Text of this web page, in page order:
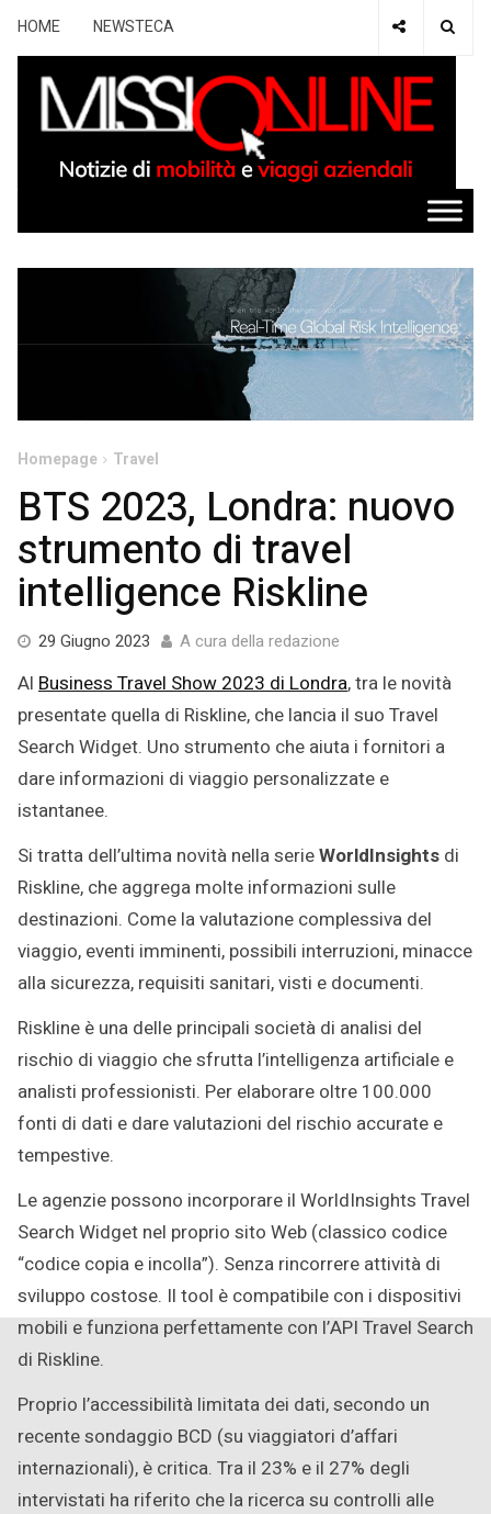
HOME NEWSTECA
Homepage Travel
BTS 2023, Londra: nuovo
strumento di travel
intelligence Riskline
29 Giugno 2023 29
2023
A cura della redazione
Al Business Travel Show 2023 di Londra, tra le novità
presentate quella di Riskline, che lancia il suo Travel
Search Widget. Uno strumento che aiuta i fornitori a
dare informazioni di viaggio personalizzate e
istantanee.
Si tratta dell’ultima novità nella serieWorldInsights di
Riskline, che aggrega molte informazioni sulle
destinazioni. Come la valutazione complessiva del
viaggio, eventi imminenti, possibili interruzioni, minacce
alla sicurezza, requisiti sanitari, visti e documenti.
Riskline è una delle principali società di analisi del
rischio di viaggio che sfrutta l’intelligenza artificiale e
analisti professionisti. Per elaborare oltre 100.000
fonti di dati e dare valutazioni del rischio accurate e
tempestive.
Le agenzie possono incorporare il WorldInsights Travel
Search Widget nel proprio sito Web (classico codice
“codice copia e incolla”). Senza rincorrere attività di
sviluppo costose. Il tool è compatibile con i dispositivi
mobili e funziona perfettamente con l’API Travel Search
di Riskline.
Proprio l’accessibilità limitata dei dati, secondo un
recente sondaggio BCD (su viaggiatori d’affari
internazionali), è critica. Tra il 23% e il 27% degli
intervistati ha riferito che la ricerca su controlli alle